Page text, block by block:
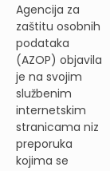
Agencija za
zaštitu osobnih
podataka
(AZOP) objavila
je na svojim
službenim
internetskim
stranicama niz
preporuka
kojima se